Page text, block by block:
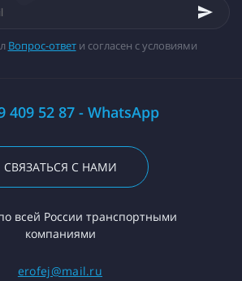
Вопрос-ответи согласен с условиями
409 52 87 - WhatsApp
СВЯЗАТЬСЯ С НАМИ
всей России транспортными
компаниями
erofej@mail.ru